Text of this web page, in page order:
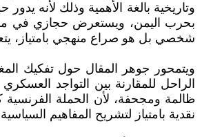
وتاريخية بالغة الأهمية وذلك لأنه
بحرب اليمن، ويستعرض حجازي في
شخصي بل هو صراع منهجي بامتياز،
ويتمحور جوهر المقال حول تفكيك
الراحل للمقارنة بين التواجد
ظالمة ومجحفة، لأن الحملة الفرنسية
نقدية بامتياز لتشريح المفاهيم